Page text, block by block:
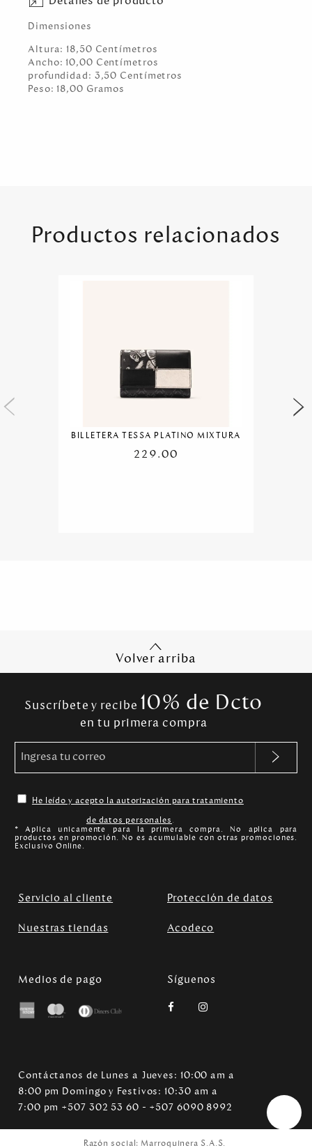
Dimensiones
Altura: 18,50 Centímetros
Ancho: 10,00 Centímetros
profundidad: 3,50 Centímetros
Peso: 18,00 Gramos
Productos relacionados
BILLETERA TESSA PLATINO MIXTURA
229.00
Volver arriba
Suscríbete y recibe 10% de Dcto
en tu primera compra
He leído y acepto la autorización para tratamiento
de datos personales.
* Aplica unicamente para la primera compra. No aplica para
productos en promoción. No es acumulable con otras promociones.
Exclusivo Online.
Servicio al cliente Protección de datos
Nuestras tiendas Acodeco
Medios de pago Síguenos
Contáctanos de Lunes a Jueves: 10:00 am a
8:00 pm Domingo y Festivos: 10:30 am a
7:00 pm +507 302 53 60 - +507 6090 8992
Razón social: Marroquinera S.A.S.